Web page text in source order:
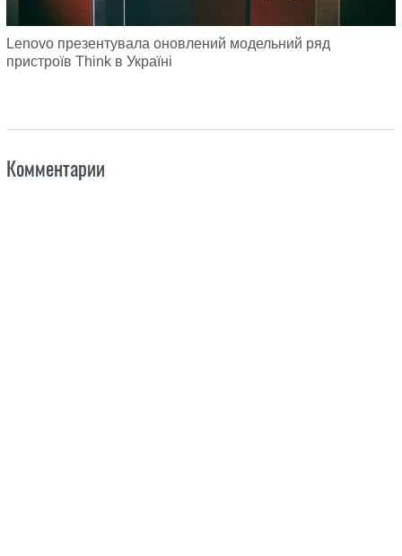
Lenovo презентувала оновлений модельний ряд
пристроїв Think в Україні
Комментарии